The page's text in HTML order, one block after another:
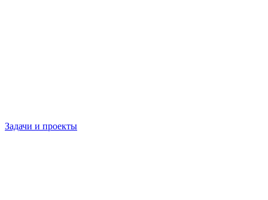
Задачи и проекты